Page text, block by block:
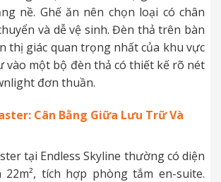
nề. Ghế ăn nên chọn loại có chân
và dễ vệ sinh. Đèn thả trên bàn
thị giác quan trọng nhất của khu vực
vào một bộ đèn thả có thiết kế rõ nét
đơn thuần.
Cân Bằng Giữa Lưu Trữ Và
tại Endless Skyline thường có diện
tích hợp phòng tắm en-suite.